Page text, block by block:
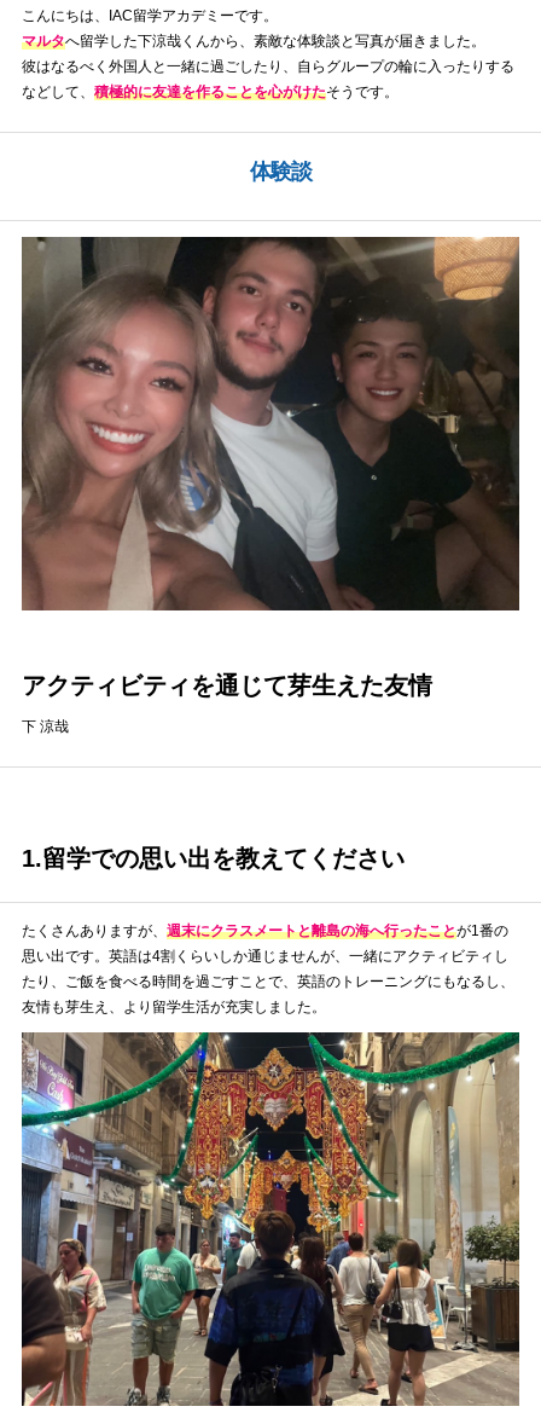
こんにちは、IAC留学アカデミーです。
マルタへ留学した下涼哉くんから、素敵な体験談と写真が届きました。
彼はなるべく外国人と一緒に過ごしたり、自らグループの輪に入ったりする
などして、 積極的に友達を作ることを心がけたそうです。
体験談
アクティビティを通じて芽生えた友情
下 涼哉
1.留学での思い出を教えてください
たくさんありますが、 週末にクラスメートと離島の海へ行ったことが1番の
思い出です。英語は4割くらいしか通じませんが、一緒にアクティビティし
たり、ご飯を食べる時間を過ごすことで、英語のトレーニングにもなるし、
友情も芽生え、より留学生活が充実しました。